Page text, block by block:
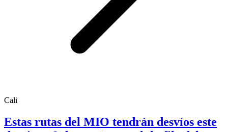
Cali
Estas rutas del MIO tendrán desvíos este